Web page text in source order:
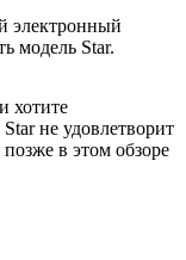
электронный
модель Star.
хотите
не удовлетворит
в этом обзоре